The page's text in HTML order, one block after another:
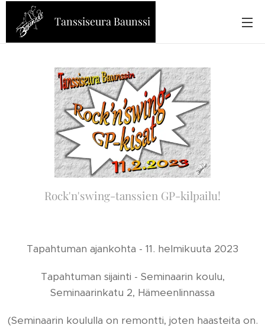
Tanssiseura Baunssi
Rock'n'swing-tanssien GP-kilpailu!
Tapahtuman ajankohta - 11. helmikuuta 2023
Tapahtuman sijainti - Seminaarin koulu,
Seminaarinkatu 2, Hämeenlinnassa
(Seminaarin koululla on remontti, joten haasteita on.